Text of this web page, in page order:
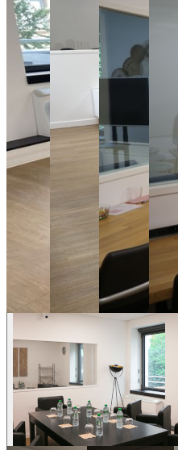
Salle Fourvière
Cette sublime
à accueillir de nombreux
10 Participants
7 Observateurs
Salle : 24,9m² - Salon client :